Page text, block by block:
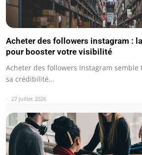
Acheter des followers instagram :
pour booster votre visibilité
Acheter des followers Instagram
sa crédibilité…
27 juillet 2026